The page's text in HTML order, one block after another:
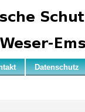
Datenschutz